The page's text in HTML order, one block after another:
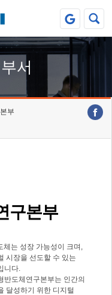
서
부
구본부
체는 성장 가능성이 크며,
시장을 선도할 수 있는
니다.
반도체연구본부는 인간의
달성하기 위한 디지털